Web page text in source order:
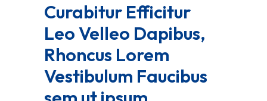
Curabitur Efficitur
Leo Velleo Dapibus,
Rhoncus Lorem
Vestibulum Faucibus